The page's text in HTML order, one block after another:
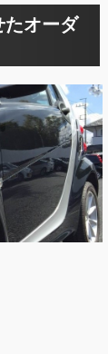
たオーダ